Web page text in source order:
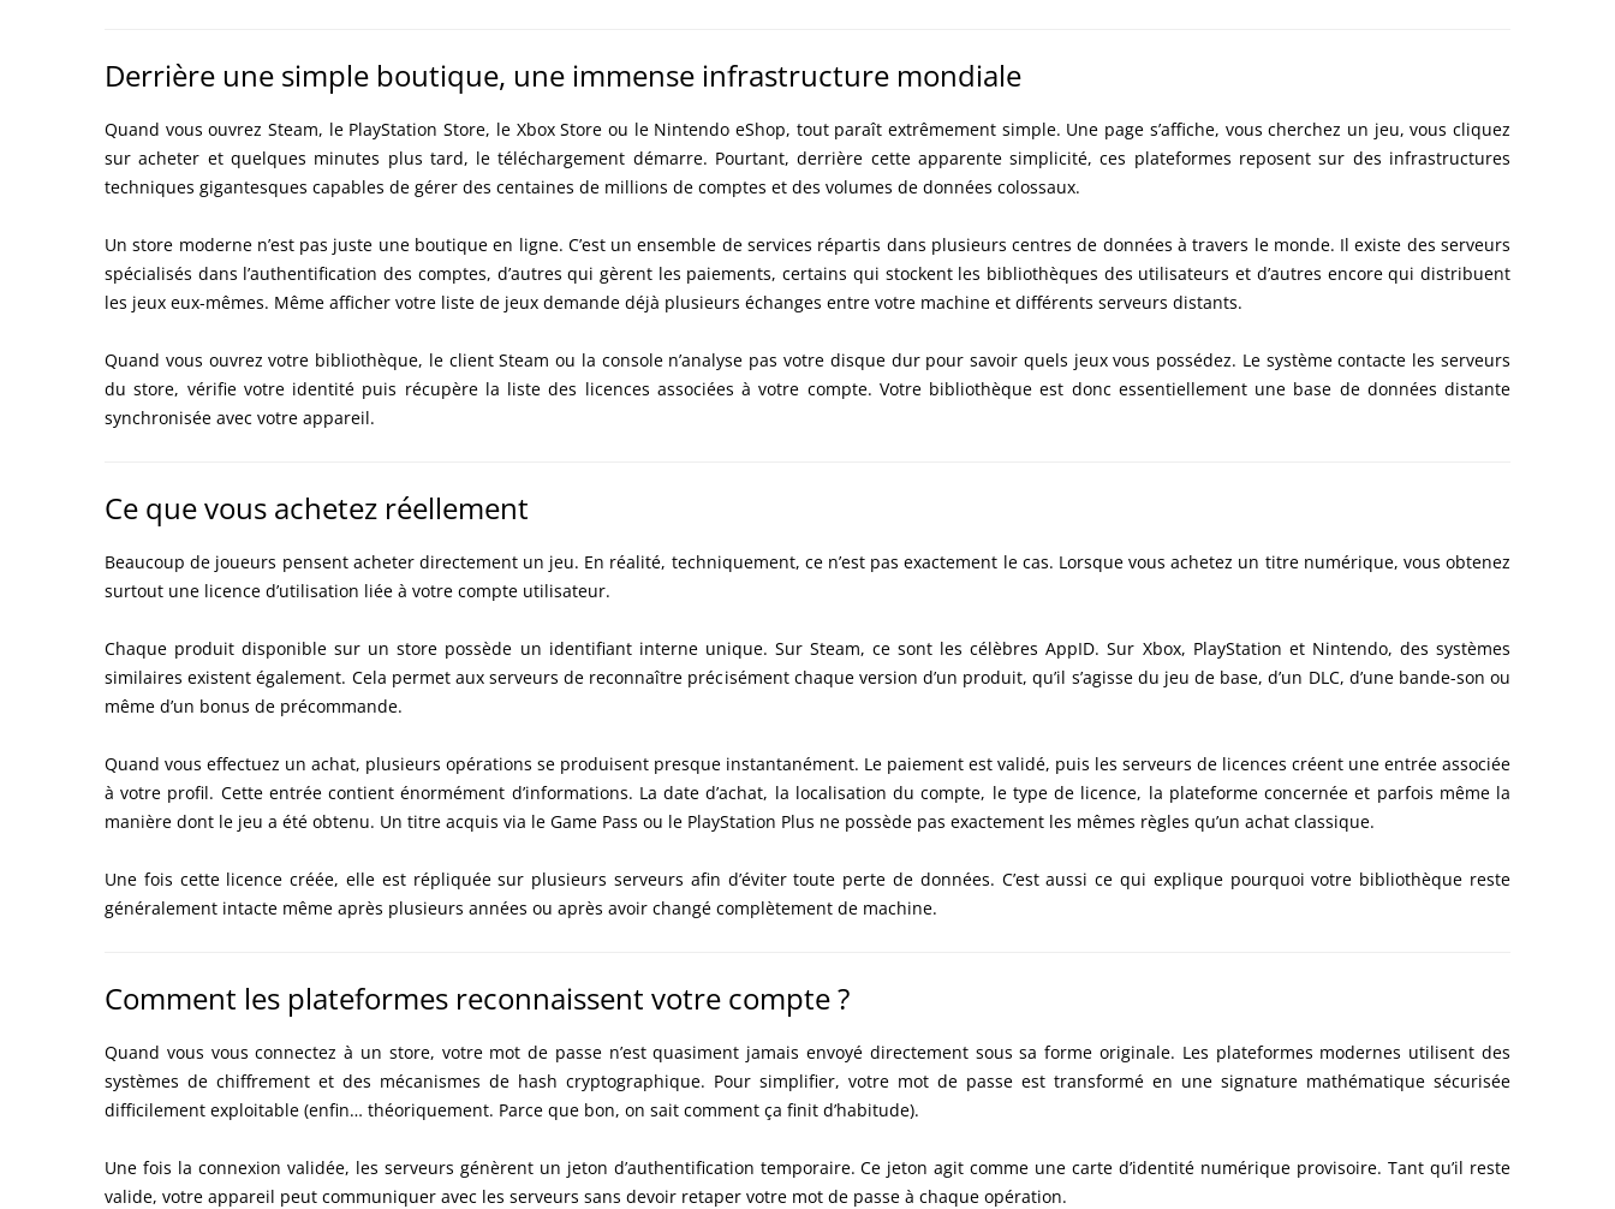
Derrière une simple boutique, une immense infrastructure mondiale
Quand vous ouvrez Steam, le PlayStation Store, le Xbox Store ou le Nintendo eShop, tout paraît extrêmement simple. Une page s’affiche, vous cherchez un jeu, vous cliquez
sur acheter et quelques minutes plus tard, le téléchargement démarre. Pourtant, derrière cette apparente simplicité, ces plateformes reposent sur des infrastructures
techniques gigantesques capables de gérer des centaines de millions de comptes et des volumes de données colossaux.
Un store moderne n’est pas juste une boutique en ligne. C’est un ensemble de services répartis dans plusieurs centres de données à travers le monde. Il existe des serveurs
spécialisés dans l’authentification des comptes, d’autres qui gèrent les paiements, certains qui stockent les bibliothèques des utilisateurs et d’autres encore qui distribuent
les jeux eux-mêmes. Même afficher votre liste de jeux demande déjà plusieurs échanges entre votre machine et différents serveurs distants.
Quand vous ouvrez votre bibliothèque, le client Steam ou la console n’analyse pas votre disque dur pour savoir quels jeux vous possédez. Le système contacte les serveurs
du store, vérifie votre identité puis récupère la liste des licences associées à votre compte. Votre bibliothèque est donc essentiellement une base de données distante
synchronisée avec votre appareil.
Ce que vous achetez réellement
Beaucoup de joueurs pensent acheter directement un jeu. En réalité, techniquement, ce n’est pas exactement le cas. Lorsque vous achetez un titre numérique, vous obtenez
surtout une licence d’utilisation liée à votre compte utilisateur.
Chaque produit disponible sur un store possède un identifiant interne unique. Sur Steam, ce sont les célèbres AppID. Sur Xbox, PlayStation et Nintendo, des systèmes
similaires existent également. Cela permet aux serveurs de reconnaître précisément chaque version d’un produit, qu’il s’agisse du jeu de base, d’un DLC, d’une bande-son ou
même d’un bonus de précommande.
Quand vous effectuez un achat, plusieurs opérations se produisent presque instantanément. Le paiement est validé, puis les serveurs de licences créent une entrée associée
à votre profil. Cette entrée contient énormément d’informations. La date d’achat, la localisation du compte, le type de licence, la plateforme concernée et parfois même la
manière dont le jeu a été obtenu. Un titre acquis via le Game Pass ou le PlayStation Plus ne possède pas exactement les mêmes règles qu’un achat classique.
Une fois cette licence créée, elle est répliquée sur plusieurs serveurs afin d’éviter toute perte de données. C’est aussi ce qui explique pourquoi votre bibliothèque reste
généralement intacte même après plusieurs années ou après avoir changé complètement de machine.
Comment les plateformes reconnaissent votre compte ?
Quand vous vous connectez à un store, votre mot de passe n’est quasiment jamais envoyé directement sous sa forme originale. Les plateformes modernes utilisent des
systèmes de chiffrement et des mécanismes de hash cryptographique. Pour simplifier, votre mot de passe est transformé en une signature mathématique sécurisée
difficilement exploitable (enfin… théoriquement. Parce que bon, on sait comment ça finit d’habitude).
Une fois la connexion validée, les serveurs génèrent un jeton d’authentification temporaire. Ce jeton agit comme une carte d’identité numérique provisoire. Tant qu’il reste
valide, votre appareil peut communiquer avec les serveurs sans devoir retaper votre mot de passe à chaque opération.